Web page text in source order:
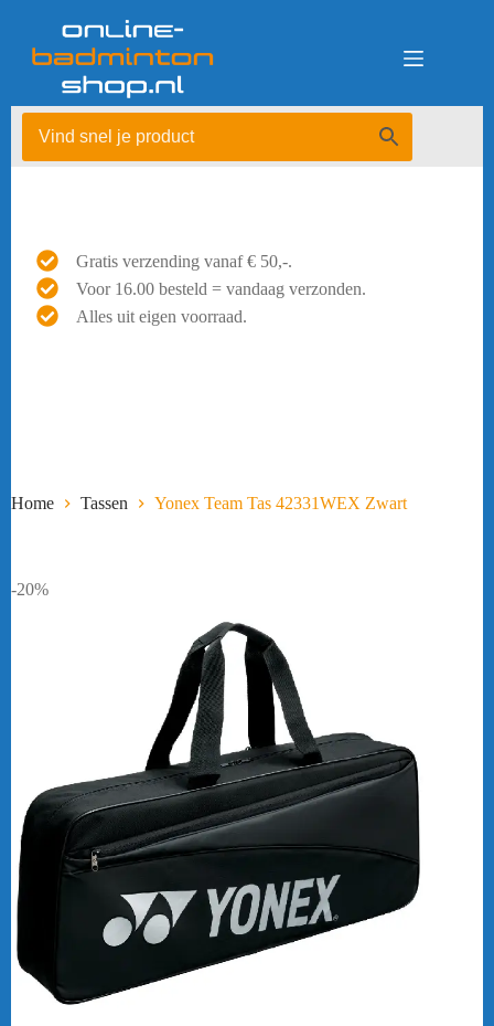
Gratis verzending vanaf € 50,-.
Voor 16.00 besteld = vandaag verzonden.
Alles uit eigen voorraad.
Home Tassen Yonex Team Tas 42331WEX Zwart
-20%